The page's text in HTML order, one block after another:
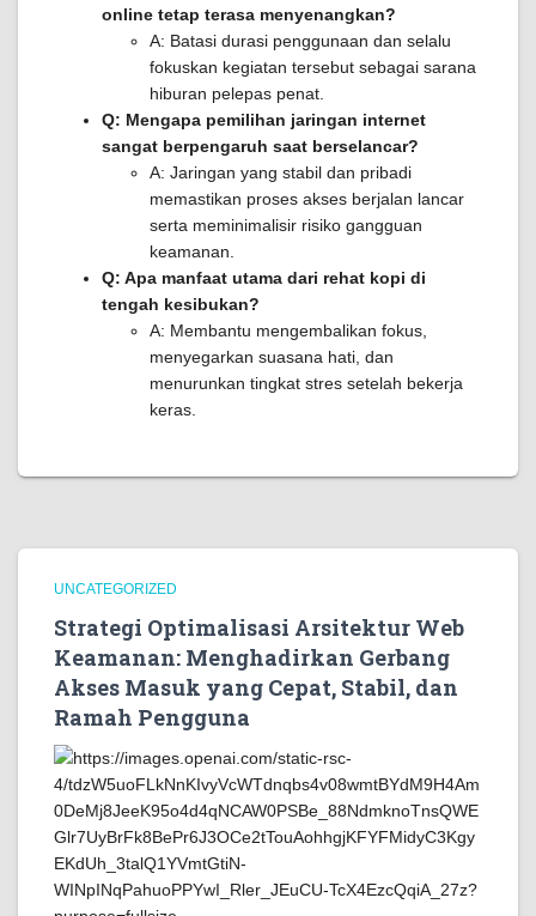
online tetap terasa menyenangkan?
A: Batasi durasi penggunaan dan selalu
fokuskan kegiatan tersebut sebagai sarana
hiburan pelepas penat.
Q: Mengapa pemilihan jaringan internet
sangat berpengaruh saat berselancar?
A: Jaringan yang stabil dan pribadi
memastikan proses akses berjalan lancar
serta meminimalisir risiko gangguan
keamanan.
Q: Apa manfaat utama dari rehat kopi di
tengah kesibukan?
A: Membantu mengembalikan fokus,
menyegarkan suasana hati, dan
menurunkan tingkat stres setelah bekerja
keras.
UNCATEGORIZED
Strategi Optimalisasi Arsitektur Web
Keamanan: Menghadirkan Gerbang
Akses Masuk yang Cepat, Stabil, dan
Ramah Pengguna